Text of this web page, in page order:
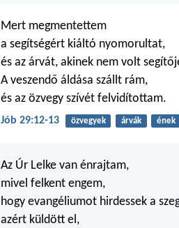
Mert megmentettem
a segítségért kiáltó nyomorultat,
és az árvát, akinek nem volt
A veszendő áldása szállt rám,
és az özvegy szívét felvidítottam.
Jób 29:12-13 özvegyek árvák ének
Az Úr Lelke van énrajtam,
mivel felkent engem,
hogy evangéliumot hirdessek a
azért küldött el,